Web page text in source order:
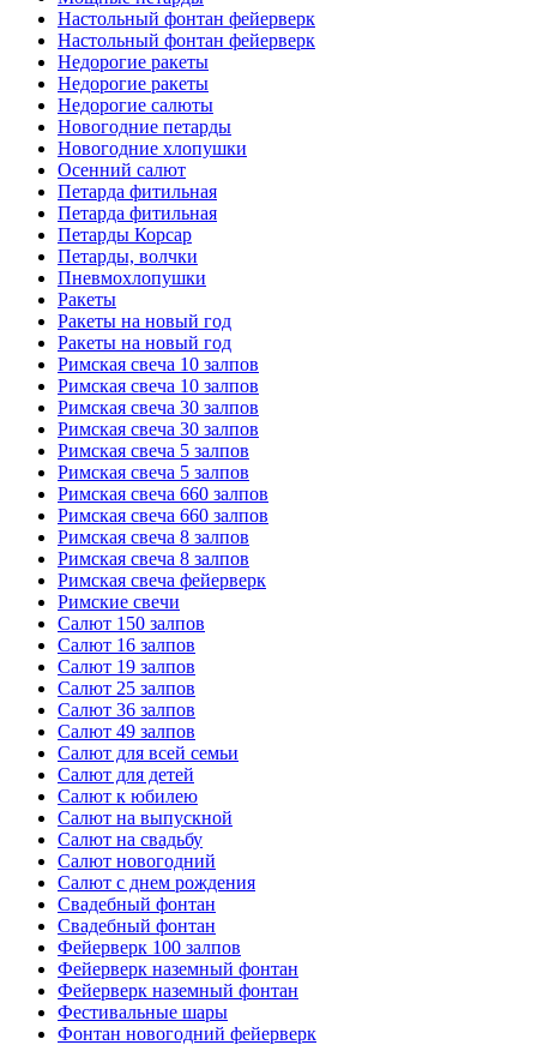
Настольный фонтан фейерверк
Настольный фонтан фейерверк
Недорогие ракеты
Недорогие ракеты
Недорогие салюты
Новогодние петарды
Новогодние хлопушки
Осенний салют
Петарда фитильная
Петарда фитильная
Петарды Корсар
Петарды, волчки
Пневмохлопушки
Ракеты
Ракеты на новый год
Ракеты на новый год
Римская свеча 10 залпов
Римская свеча 10 залпов
Римская свеча 30 залпов
Римская свеча 30 залпов
Римская свеча 5 залпов
Римская свеча 5 залпов
Римская свеча 660 залпов
Римская свеча 660 залпов
Римская свеча 8 залпов
Римская свеча 8 залпов
Римская свеча фейерверк
Римские свечи
Салют 150 залпов
Салют 16 залпов
Салют 19 залпов
Салют 25 залпов
Салют 36 залпов
Салют 49 залпов
Салют для всей семьи
Салют для детей
Салют к юбилею
Салют на выпускной
Салют на свадьбу
Салют новогодний
Салют с днем рождения
Свадебный фонтан
Свадебный фонтан
Фейерверк 100 залпов
Фейерверк наземный фонтан
Фейерверк наземный фонтан
Фестивальные шары
Фонтан новогодний фейерверк